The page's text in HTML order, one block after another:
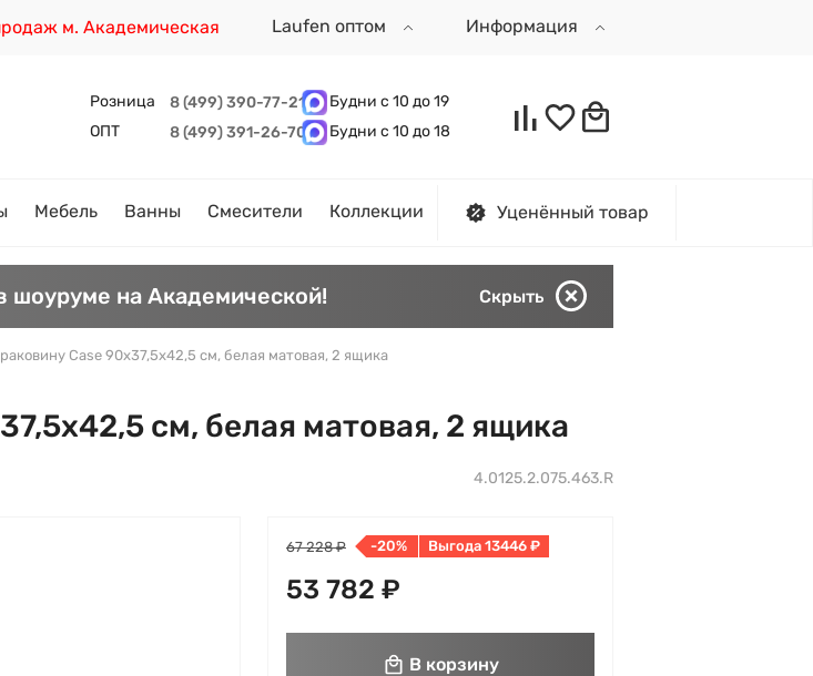
м. Академическая Laufen оптом Информация
Розница 8 (499) 390-77-21
Будни с 10 до 19
ОПТ
8 (499) 391-26-70 Будни с 10 до 18
Мебель Ванны Смесители Коллекции Уценённый товар
шоуруме на Академической! Скрыть
Case 90х37,5х42,5 см, белая матовая, 2 ящика
см, белая матовая, 2 ящика
4.0125.2.075.463.R
67 228 ₽ -20% Выгода 13446 ₽
53 782 ₽
В корзину